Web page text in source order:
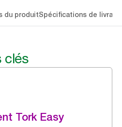
du produitSpécifications de
clés
Tork Easy